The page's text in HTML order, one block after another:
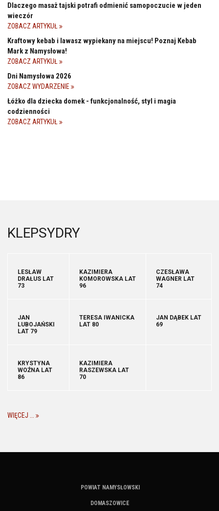
Dlaczego masaż tajski potrafi odmienić samopoczucie w jeden
wieczór
ZOBACZ ARTYKUŁ
Kraftowy kebab i lawasz wypiekany na miejscu! Poznaj Kebab
Mark z Namysłowa!
ZOBACZ ARTYKUŁ
Dni Namysłowa 2026
ZOBACZ WYDARZENIE
Łóżko dla dziecka domek - funkcjonalność, styl i magia
codzienności
ZOBACZ ARTYKUŁ
KLEPSYDRY
LESŁAW
DRAŁUS LAT
73
KAZIMIERA
KOMOROWSKA LAT
96
CZESŁAWA
WAGNER LAT
74
JAN
LUBOJAŃSKI
LAT 79
TERESA IWANICKA
LAT 80
JAN DĄBEK LAT
69
KRYSTYNA
WOŹNA LAT
86
KAZIMIERA
RASZEWSKA LAT
70
WIĘCEJ ...
POWIAT NAMYSŁOWSKI
DOMASZOWICE